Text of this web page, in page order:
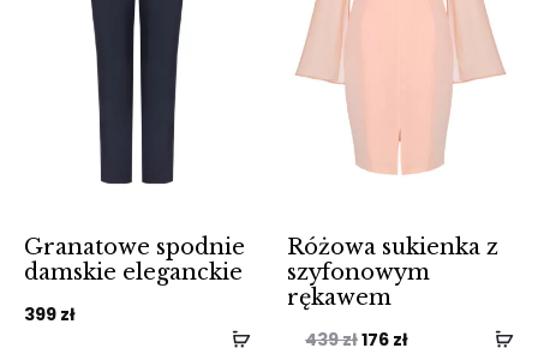
Granatowe spodnie
damskie eleganckie
399 zł
Różowa sukienka z
szyfonowym
rękawem
439złPierwotna
176 złAktualna